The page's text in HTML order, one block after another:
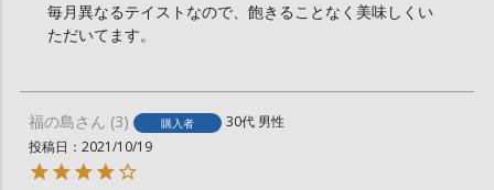
毎月異なるテイストなので、飽きることなく美味しくい
ただいてます。
福の島 3 購入者 30代 男性
投稿日
2021/10/19